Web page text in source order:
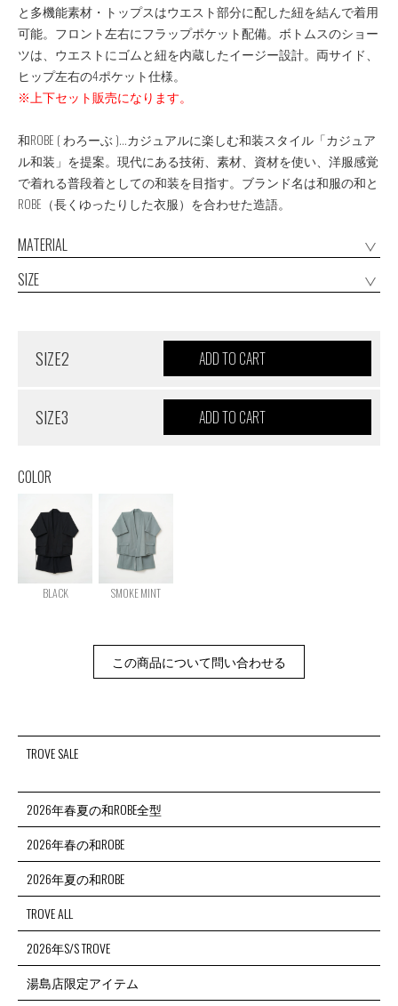
と多機能素材・トップスはウエスト部分に配した紐を結んで着用
可能。フロント左右にフラップポケット配備。ボトムスのショー
ツは、ウエストにゴムと紐を内蔵したイージー設計。両サイド、
ヒップ左右の4ポケット仕様。
※上下セット販売になります。
和ROBE ( わろーぶ )...カジュアルに楽しむ和装スタイル「カジュア
ル和装」を提案。現代にある技術、素材、資材を使い、洋服感覚
で着れる普段着としての和装を目指す。ブランド名は和服の和と
ROBE（長くゆったりした衣服）を合わせた造語。
MATERIAL
SIZE
SIZE2
SIZE3
COLOR
BLACK SMOKE MINT
この商品について問い合わせる
TROVE SALE
2026年春夏の和ROBE全型
2026年春の和ROBE
2026年夏の和ROBE
TROVE ALL
2026年S/S TROVE
湯島店限定アイテム